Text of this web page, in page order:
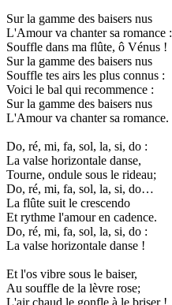
Sur la gamme des baisers nus
L'Amour va chanter sa romance :
Souffle dans ma flûte, ô Vénus !
Sur la gamme des baisers nus
Souffle tes airs les plus connus :
Voici le bal qui recommence :
Sur la gamme des baisers nus
L'Amour va chanter sa romance.
Do, ré, mi, fa, sol, la, si, do :
La valse horizontale danse,
Tourne, ondule sous le rideau;
Do, ré, mi, fa, sol, la, si, do…
La flûte suit le crescendo
Et rythme l'amour en cadence.
Do, ré, mi, fa, sol, la, si, do :
La valse horizontale danse !
Et l'os vibre sous le baiser,
Au souffle de la lèvre rose;
L'air chaud le gonfle à le briser !